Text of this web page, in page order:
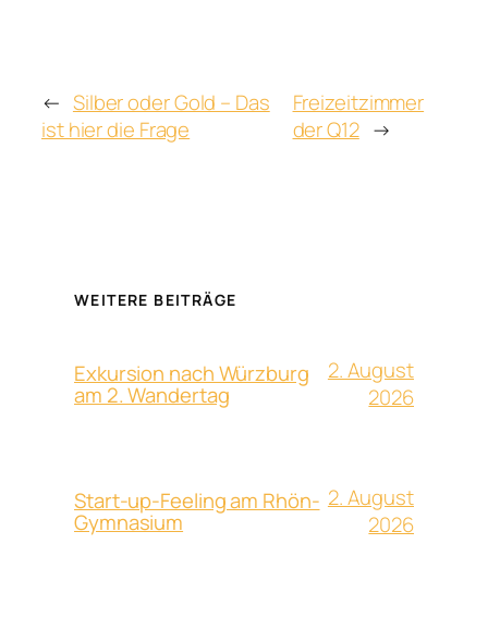
← Silber oder Gold – Das
ist hier die Frage
Freizeitzimmer
der Q12 →
WEITERE BEITRÄGE
Exkursion nach Würzburg
am 2. Wandertag
2. August
2026
Start-up-Feeling am Rhön-
Gymnasium
2. August
2026